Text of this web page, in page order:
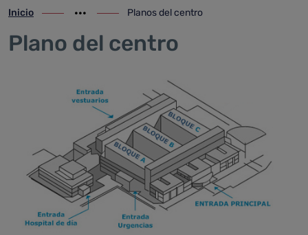
ir-a inicio
Inicio
Mostrar opciones del camino de migas
ir-a Planos del centro
Planos del centro
Plano del centro